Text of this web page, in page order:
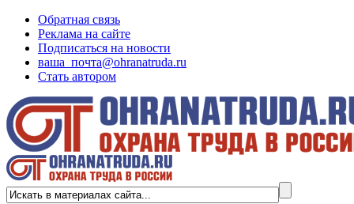
Обратная связь
Реклама на сайте
Подписаться на новости
ваша_почта@ohranatruda.ru
Стать автором